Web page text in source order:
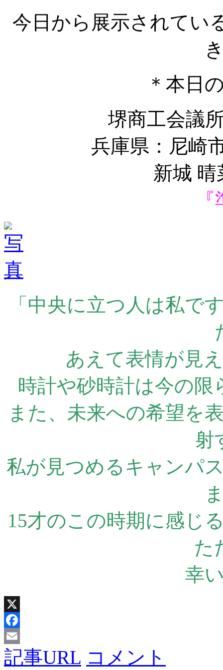
今日から展示されてい
＊本日
堺商工会議
兵庫県：尼崎
新城
「中央に立つ人は私で
あえて表情が見
時計や砂時計は今の
また、未来への希望を
射
私が見つめるキャンパ
15才のこの時期に感じ
た
幸
X
Facebook
Email
記事URL コメント